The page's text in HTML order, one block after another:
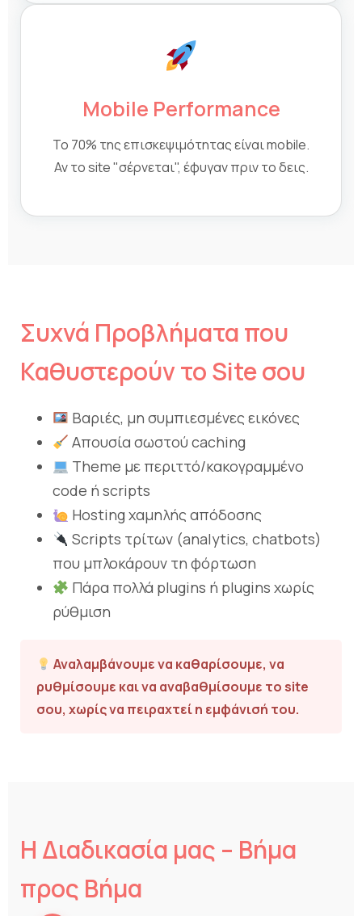
Mobile Performance
Το 70% της επισκεψιμότητας είναι mobile.
Αν το site "σέρνεται", έφυγαν πριν το δεις.
Συχνά Προβλήματα που
Καθυστερούν το Site σου
Βαριές, μη συμπιεσμένες εικόνες
Απουσία σωστού caching
Theme με περιττό/κακογραμμένο
code ή scripts
Hosting χαμηλής απόδοσης
Scripts τρίτων (analytics, chatbots)
που μπλοκάρουν τη φόρτωση
Πάρα πολλά plugins ή plugins χωρίς
ρύθμιση
Αναλαμβάνουμε να καθαρίσουμε, να
ρυθμίσουμε και να αναβαθμίσουμε το site
σου, χωρίς να πειραχτεί η εμφάνισή του.
Η Διαδικασία μας – Βήμα
προς Βήμα